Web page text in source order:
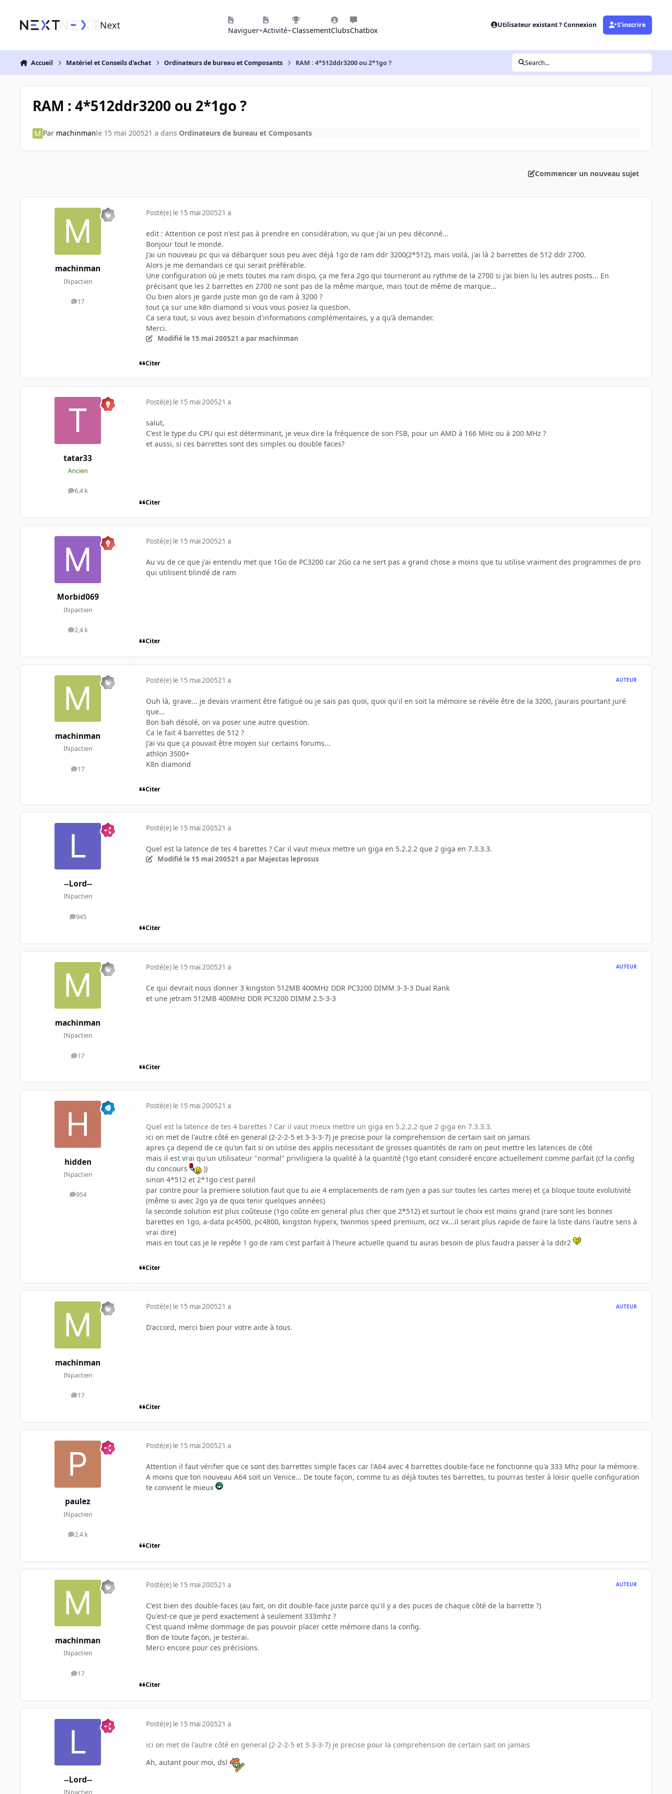
Next Naviguer Activité ClassementClubsChatbox
Utilisateur existant ? Connexion S’inscrire
Accueil Matériel et Conseils d'achat Ordinateurs de bureau et Composants RAM : 4*512ddr3200 ou 2*1go ? Search...
RAM : 4*512ddr3200 ou 2*1go ?
Par machinmanle 15 mai 200521 a dans Ordinateurs de bureau et Composants
Commencer un nouveau sujet
machinman
INpactien
17
messages
Posté(e) le 15 mai 200521 a
edit : Attention ce post n'est pas à prendre en considération, vu que j'ai un peu déconné...
Bonjour tout le monde.
J'ai un nouveau pc qui va débarquer sous peu avec déjà 1go de ram ddr 3200(2*512), mais voilà, j'ai là 2 barrettes de 512 ddr 2700.
Alors je me demandais ce qui serait préférable.
Une configuration où je mets toutes ma ram dispo, ça me fera 2go qui tourneront au rythme de la 2700 si j'ai bien lu les autres posts... En
précisant que les 2 barrettes en 2700 ne sont pas de la même marque, mais tout de même de marque...
Ou bien alors je garde juste mon go de ram à 3200 ?
tout ça sur une k8n diamond si vous vous posiez la question.
Ca sera tout, si vous avez besoin d'informations complémentaires, y a qu'à demander.
Merci.
Modifié le 15 mai 200521 a par machinman
Citer
tatar33
Ancien
6,4 k
messages
Posté(e) le 15 mai 200521 a
salut,
C'est le type du CPU qui est déterminant, je veux dire la fréquence de son FSB, pour un AMD à 166 MHz ou à 200 MHz ?
et aussi, si ces barrettes sont des simples ou double faces?
Citer
Morbid069
INpactien
2,4 k
messages
Posté(e) le 15 mai 200521 a
Au vu de ce que j'ai entendu met que 1Go de PC3200 car 2Go ca ne sert pas a grand chose a moins que tu utilise vraiment des programmes de pro
qui utilisent blindé de ram
Citer
machinman
INpactien
17
messages
Posté(e) le 15 mai 200521 a AUTEUR
Ouh là, grave... je devais vraiment être fatigué ou je sais pas quoi, quoi qu'il en soit la mémoire se révèle être de la 3200, j'aurais pourtant juré
que...
Bon bah désolé, on va poser une autre question.
Ca le fait 4 barrettes de 512 ?
J'ai vu que ça pouvait être moyen sur certains forums...
athlon 3500+
K8n diamond
Citer
--Lord--
INpactien
945
messages
Posté(e) le 15 mai 200521 a
Quel est la latence de tes 4 barettes ? Car il vaut mieux mettre un giga en 5.2.2.2 que 2 giga en 7.3.3.3.
Modifié le 15 mai 200521 a par Majestas leprosus
Citer
machinman
INpactien
17
messages
Posté(e) le 15 mai 200521 a AUTEUR
Ce qui devrait nous donner 3 kingston 512MB 400MHz DDR PC3200 DIMM 3-3-3 Dual Rank
et une jetram 512MB 400MHz DDR PC3200 DIMM 2.5-3-3
Citer
hidden
INpactien
954
messages
Posté(e) le 15 mai 200521 a
Quel est la latence de tes 4 barettes ? Car il vaut mieux mettre un giga en 5.2.2.2 que 2 giga en 7.3.3.3.
ici on met de l'autre côté en general (2-2-2-5 et 3-3-3-7) je precise pour la comprehension de certain sait on jamais
apres ça depend de ce qu'on fait si on utilise des applis necessitant de grosses quantités de ram on peut mettre les latences de côté
mais il est vrai qu'un utilisateur "normal" priviligiera la qualité à la quantité (1go etant consideré encore actuellement comme parfait (cf la config
du concours
))
sinon 4*512 et 2*1go c'est pareil
par contre pour la premiere solution faut que tu aie 4 emplacements de ram (yen a pas sur toutes les cartes mere) et ça bloque toute evolutivité
(même si avec 2go ya de quoi tenir quelques années)
la seconde solution est plus coûteuse (1go coûte en general plus cher que 2*512) et surtout le choix est moins grand (rare sont les bonnes
barettes en 1go, a-data pc4500, pc4800, kingston hyperx, twinmos speed premium, ocz vx...il serait plus rapide de faire la liste dans l'autre sens à
vrai dire)
mais en tout cas je le repête 1 go de ram c'est parfait à l'heure actuelle quand tu auras besoin de plus faudra passer à la ddr2
Citer
machinman
INpactien
17
messages
Posté(e) le 15 mai 200521 a AUTEUR
D'accord, merci bien pour votre aide à tous.
Citer
paulez
INpactien
2,4 k
messages
Posté(e) le 15 mai 200521 a
Attention il faut vérifier que ce sont des barrettes simple faces car l'A64 avec 4 barrettes double-face ne fonctionne qu'a 333 Mhz pour la mémoire.
A moins que ton nouveau A64 soit un Venice... De toute façon, comme tu as déjà toutes tes barrettes, tu pourras tester à loisir quelle configuration
te convient le mieux
Citer
machinman
INpactien
17
messages
Posté(e) le 15 mai 200521 a AUTEUR
C'est bien des double-faces (au fait, on dit double-face juste parce qu'il y a des puces de chaque côté de la barrette ?)
Qu'est-ce que je perd exactement à seulement 333mhz ?
C'est quand même dommage de pas pouvoir placer cette mémoire dans la config.
Bon de toute façon, je testerai.
Merci encore pour ces précisions.
Citer
--Lord--
INpactien
Posté(e) le 15 mai 200521 a
ici on met de l'autre côté en general (2-2-2-5 et 3-3-3-7) je precise pour la comprehension de certain sait on jamais
Ah, autant pour moi, dsl